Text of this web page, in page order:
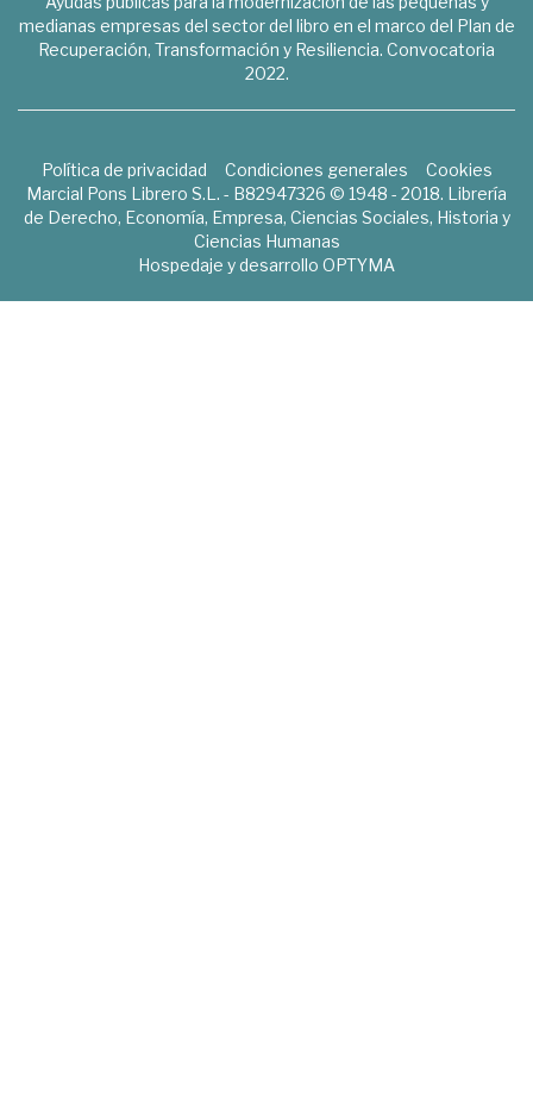
medianas empresas del sector del libro en el marco del Plan de
Recuperación, Transformación y Resiliencia. Convocatoria
2022.
Política de privacidad Condiciones generales
Cookies
Marcial Pons Librero S.L. - B82947326 © 1948 - 2018. Librería
de Derecho, Economía, Empresa, Ciencias Sociales, Historia y
Ciencias Humanas
Hospedaje y desarrollo OPTYMA